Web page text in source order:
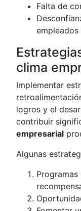
Falta de
clima
Implementar
logros y el
contribuir
empresarial
Algunas